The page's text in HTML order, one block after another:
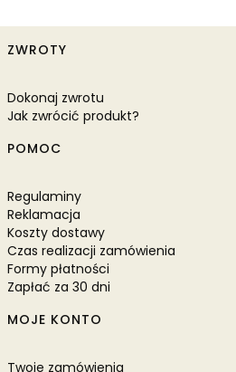
Linki w stopce
ZWROTY
Dokonaj zwrotu
Jak zwrócić produkt?
POMOC
Regulaminy
Reklamacja
Koszty dostawy
Czas realizacji zamówienia
Formy płatności
Zapłać za 30 dni
MOJE KONTO
Twoje zamówienia